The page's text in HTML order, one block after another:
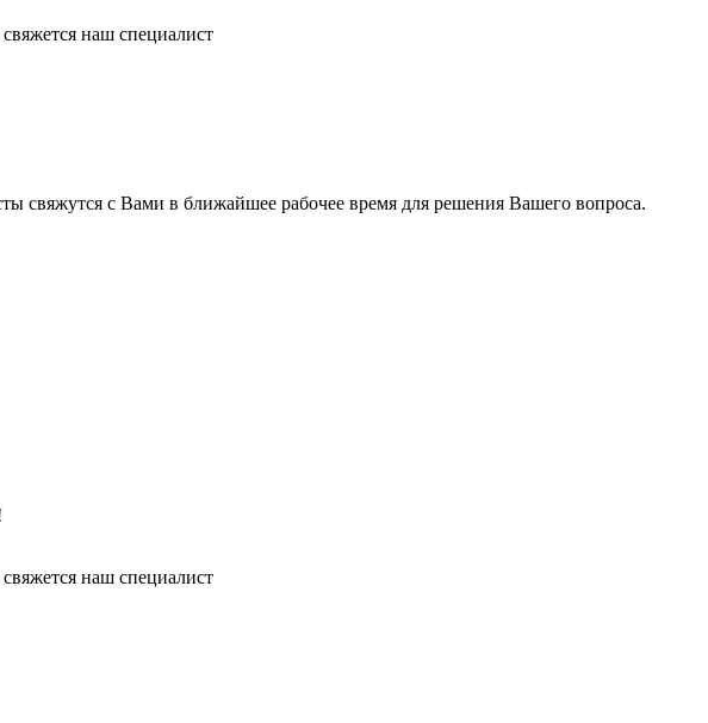
наш специалист
свяжутся с Вами в ближайшее рабочее время для решения Вашего вопроса.
наш специалист